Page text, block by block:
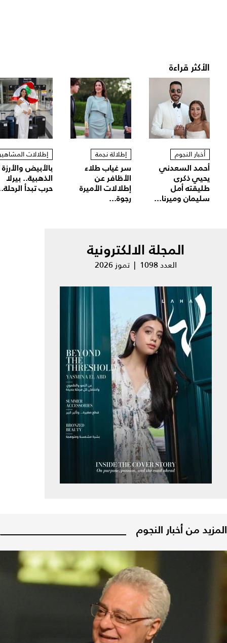
الأكثر قراءة
أخبار النجوم
أحمد السعدني
يحيي ذكرى
طليقته أمل
سليمان وميرنا...
إطلالة نجمة
سر غياب طلاء
الأظافر عن
إطلالات الأميرة
رجوة...
إطلالات
بالأبيض والأرزة
الذهبية.. بيرلا
حرب تبدأ
المجلة الالكترونية
العدد 1098 | تموز 2026
المزيد من أخبار النجوم